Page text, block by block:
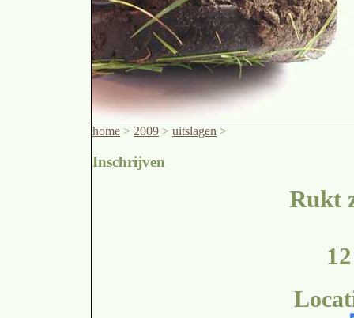
home > 2009 > uitslagen >
Inschrijven